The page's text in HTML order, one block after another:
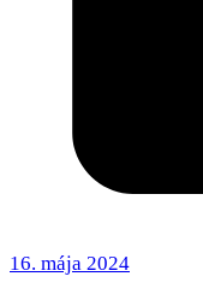
16. mája 2024